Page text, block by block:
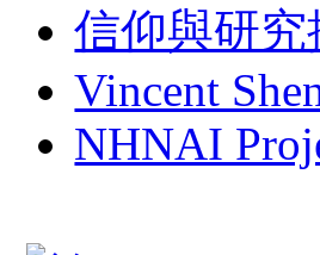
信仰與研究
Vincent
NHNAI